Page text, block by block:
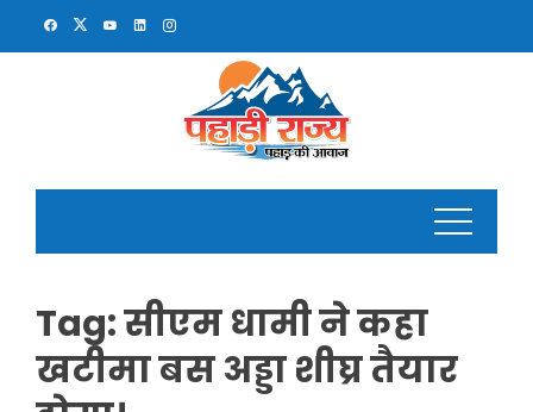
Tag:सीएम धामी ने कहा
खटीमा बस अड्डा शीघ्र तैयार